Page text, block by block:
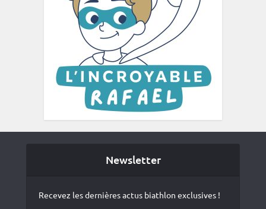
Newsletter
Recevez les dernières actus biathlon exclusives !